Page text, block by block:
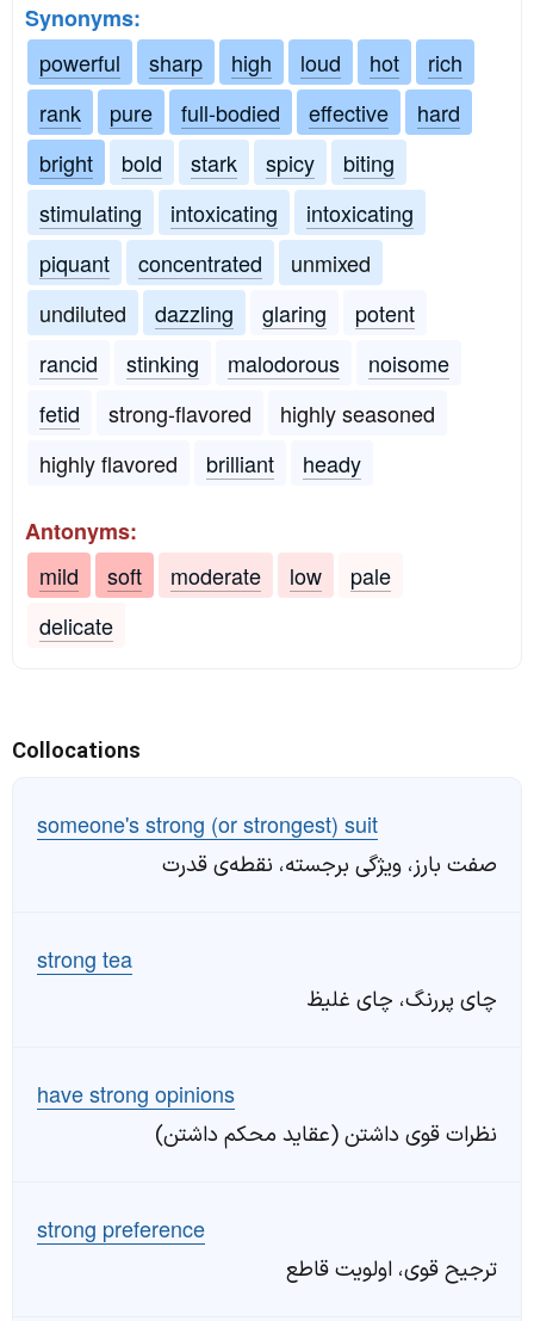
Synonyms:
powerful
sharp high loud hot
rich
rank
pure full-bodied effective
hard
bright
bold stark spicy
biting
stimulating
intoxicating
intoxicating
piquant
concentrated
unmixed
undiluted
dazzling glaring
potent
rancid
stinking malodorous
noisome
fetid
strong-flavored
highly seasoned
highly flavored
brilliant heady
Antonyms:
mild
soft moderate low
pale
delicate
Collocations
someone's strong (or strongest) suit
صفت بارز، ویژگی برجسته، نقطه‌ی قدرت
strong tea
چای پررنگ، چای غلیظ
have strong opinions
نظرات قوی داشتن (عقاید محکم داشتن)
strong preference
ترجیح قوی، اولویت قاطع